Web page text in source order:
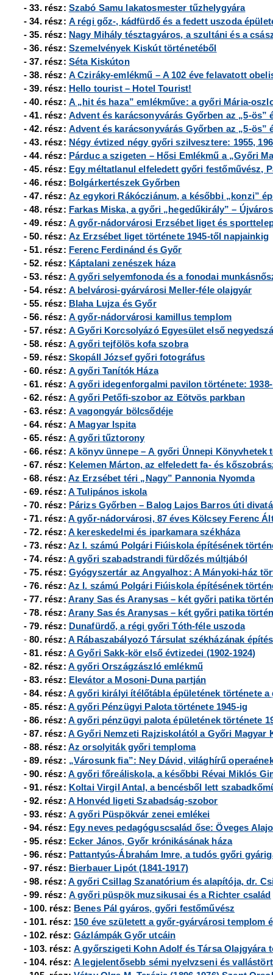
- 33. rész: Szabó Samu lakatosmester tűzhelygyára
- 34. rész: A régi gőz-, kádfürdő és a fedett uszoda
- 35. rész: Nagy Mihály tésztagyáros, a szultáni és a
- 36. rész: Szemelvények Kiskút történetéből
- 37. rész: Séta Kiskúton
- 38. rész: A Cziráky-emlékmű – A 102 éve felavatott
- 39. rész: Hello tourist – Hotel Tourist!
- 40. rész: A „hit és haza” emlékműve: a győri Mária-
- 41. rész: Advent és karácsonyvárás Győrben az „5-ös”
- 42. rész: Advent és karácsonyvárás Győrben az „5-ös”
- 43. rész: Négy évtized négy győri szilvesztere: 1955,
- 44. rész: Párduc a szigeten – Hősi Emlékmű a „Győri
- 45. rész: Egy méltatlanul elfeledett győri festőművész,
- 46. rész: Bolgárkertészek Győrben
- 47. rész: Az egykori Rákócziánum, a későbbi „konzi”
- 48. rész: Farkas Miska, a győri „hegedűkirály” –
- 49. rész: A győr-nádorvárosi Erzsébet liget és
- 50. rész: Az Erzsébet liget története 1945-től napjainkig
- 51. rész: Ferenc Ferdinánd és Győr
- 52. rész: Káptalani zenészek háza
- 53. rész: A győri selyemfonoda és a fonodai
- 54. rész: A belvárosi-gyárvárosi Meller-féle olajgyár
- 55. rész: Blaha Lujza és Győr
- 56. rész: A győr-nádorvárosi kamillus templom
- 57. rész: A Győri Korcsolyázó Egyesület első
- 58. rész: A győri tejfölös kofa szobra
- 59. rész: Skopáll József győri fotográfus
- 60. rész: A győri Tanítók Háza
- 61. rész: A győri idegenforgalmi pavilon története: 1938-
- 62. rész: A győri Petőfi-szobor az Eötvös parkban
- 63. rész: A vagongyár bölcsődéje
- 64. rész: A Magyar Ispita
- 65. rész: A győri tűztorony
- 66. rész: A könyv ünnepe – A győri Ünnepi Könyvhetek
- 67. rész: Kelemen Márton, az elfeledett fa- és
- 68. rész: Az Erzsébet téri „Nagy” Pannonia Nyomda
- 69. rész: A Tulipános iskola
- 70. rész: Párizs Győrben – Balog Lajos Barros úti
- 71. rész: A győr-nádorvárosi, 87 éves Kölcsey Ferenc
- 72. rész: A kereskedelmi és iparkamara székháza
- 73. rész: Az I. számú Polgári Fiúiskola építésének
- 74. rész: A győri szabadstrandi fürdőzés múltjából
- 75. rész: Gyógyszertár az Angyalhoz: A Mányoki-ház
- 76. rész: Az I. számú Polgári Fiúiskola építésének
- 77. rész: Arany Sas és Aranysas – két győri patika
- 78. rész: Arany Sas és Aranysas – két győri patika
- 79. rész: Dunafürdő, a régi győri Tóth-féle uszoda
- 80. rész: A Rábaszabályozó Társulat székházának
- 81. rész: A Győri Sakk-kör első évtizedei (1902-1924)
- 82. rész: A győri Országzászló emlékmű
- 83. rész: Elevátor a Mosoni-Duna partján
- 84. rész: A győri királyi ítélőtábla épületének története
- 85. rész: A győri Pénzügyi Palota története 1945-ig
- 86. rész: A győri pénzügyi palota épületének története
- 87. rész: A Győri Nemzeti Rajziskolától a Győri Magyar
- 88. rész: Az orsolyiták győri temploma
- 89. rész: „Városunk fia”: Ney Dávid, világhírű
- 90. rész: A győri főreáliskola, a későbbi Révai Miklós
- 91. rész: Koltai Virgil Antal, a bencésből lett
- 92. rész: A Honvéd ligeti Szabadság-szobor
- 93. rész: A győri Püspökvár zenei emlékei
- 94. rész: Egy neves pedagóguscsalád őse: Öveges
- 95. rész: Ecker János, Győr krónikásának háza
- 96. rész: Pattantyús-Ábrahám Imre, a tudós győri
- 97. rész: Bierbauer Lipót (1841-1917)
- 98. rész: A győri Csillag Szanatórium és alapítója, dr.
- 99. rész: A győri püspök muzsikusai és a Richter család
- 100. rész: Benes Pál gyáros, győri festőművész
- 101. rész: 150 éve született a győr-gyárvárosi templom
- 102. rész: Gázlámpák Győr utcáin
- 103. rész: A győrszigeti Kohn Adolf és Társa Olajgyára
- 104. rész: A legjelentősebb sémi nyelvzseni és